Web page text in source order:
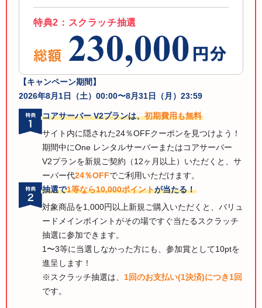
特典2：スクラッチ抽選
【キャンペーン期間】
2026年8月1日（土）00:00〜8月31日（月）23:59
コアサーバー V2プランは、初期費用も無料
サイト内に隠された24％OFFクーポンを見つけよう！
期間中にOne レンタルサーバーまたはコアサーバー
V2プランを新規ご契約（12ヶ月以上）いただくと、サ
ーバー代24％OFFでご利用いただけます。
抽選で1等なら10,000ポイントが当たる！
対象商品を1,000円以上新規ご購入いただくと、バリュ
ードメインポイントがその場ですぐ当たるスクラッチ
抽選に参加できます。
1〜3等に当選しなかった方にも、参加賞として10ptを
進呈します！
※スクラッチ抽選は、 1回のお支払い(1決済)につき1回
です。